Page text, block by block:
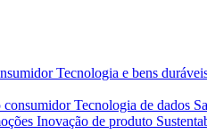
Tecnologia e bens
consumidor Tecnologia de dados
Inovação de produto